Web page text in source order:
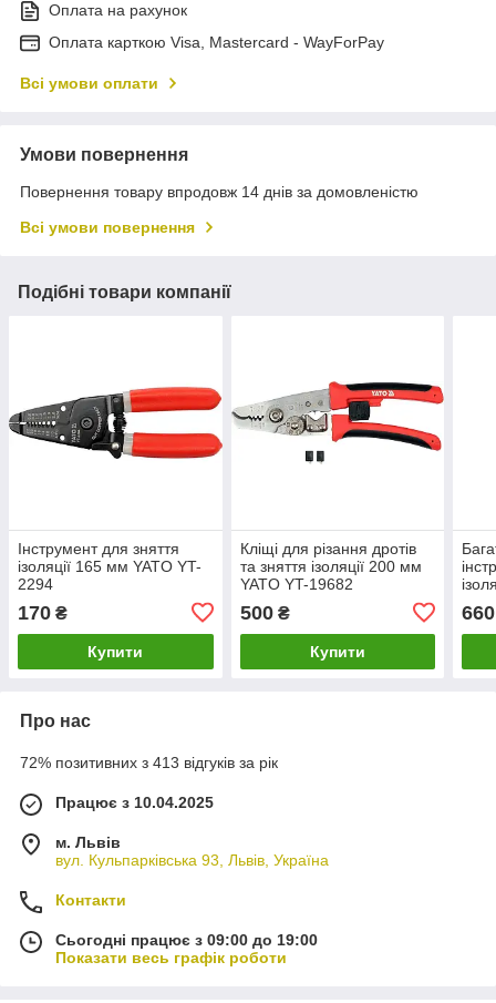
Оплата на рахунок
Оплата карткою Visa, Mastercard - WayForPay
Всі умови оплати
Умови повернення
Повернення товару впродовж 14 днів за домовленістю
Всі умови повернення
Подібні товари компанії
Інструмент для зняття
ізоляції 165 мм YATO YT-
2294
170 ₴
Купити
Кліщі для різання дротів
та зняття ізоляції 200 мм
YATO YT-19682
500₴
Купити
660
Про нас
72% позитивних з 413 відгуків за рік
Працює з 10.04.2025
м. Львів
вул. Кульпарківська 93, Львів, Україна
Контакти
Сьогодні працює з 09:00 до 19:00
Показати весь графік роботи